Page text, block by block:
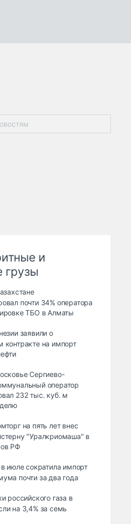
и
грузы
почти 34% оператора
ТБО в Алматы
заявили о
контракте на импорт
Сергиево-
оператор
232 тыс. куб. м
на пять лет внес
"Уралкриомаша" в
РФ
июле сократила импорт
почти за два года
российского газа в
на 3,4% за семь